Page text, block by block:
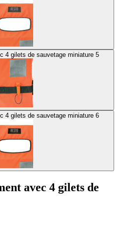
Besto sac de rangement avec 4 gilets de sauvetage miniature 5
Besto sac de rangement avec 4 gilets de sauvetage miniature 6
avec 4 gilets de